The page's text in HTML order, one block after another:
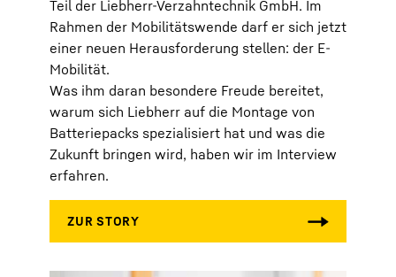
Teil der Liebherr-Verzahntechnik GmbH. Im
Rahmen der Mobilitätswende darf er sich jetzt
einer neuen Herausforderung stellen: der E-
Mobilität.
Was ihm daran besondere Freude bereitet,
warum sich Liebherr auf die Montage von
Batteriepacks spezialisiert hat und was die
Zukunft bringen wird, haben wir im Interview
erfahren.